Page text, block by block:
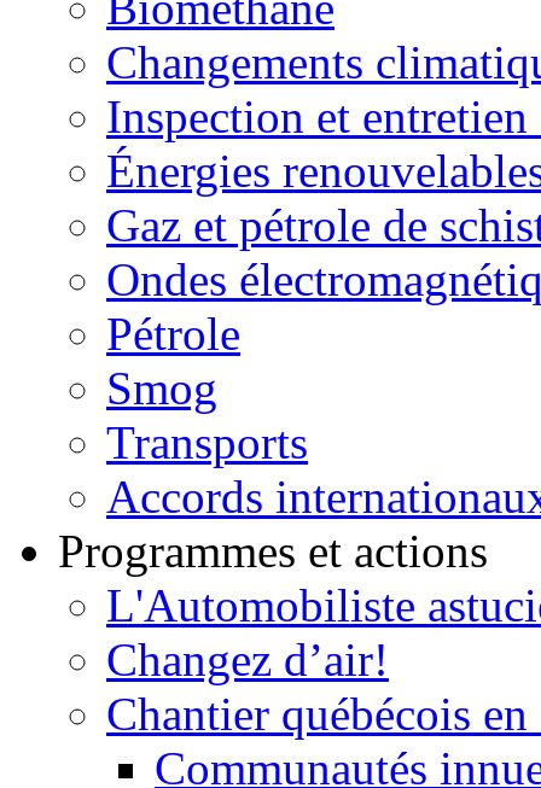
Changements
Inspection et entretien
Énergies
Gaz et pétrole de
Ondes
Pétrole
Smog
Transports
Accords
Programmes et actions
L'Automobiliste
Changez d’air!
Chantier québécois
Communautés